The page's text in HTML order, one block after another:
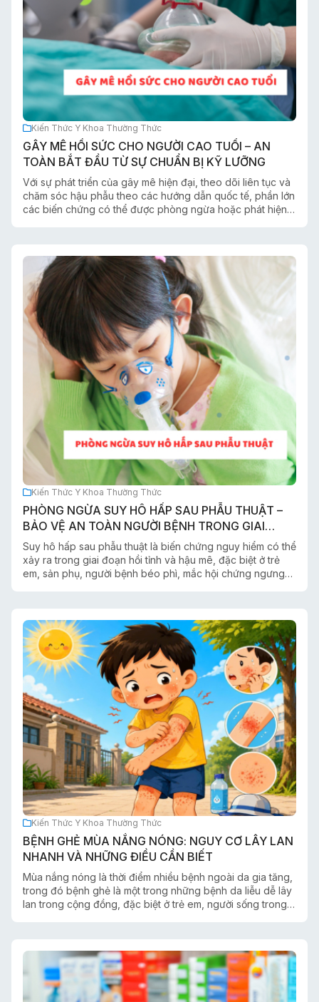
Kiến Thức Y Khoa Thường Thức
GÂY MÊ HỒI SỨC CHO NGƯỜI CAO TUỔI – AN
TOÀN BẮT ĐẦU TỪ SỰ CHUẨN BỊ KỸ LƯỠNG
Với sự phát triển của gây mê hiện đại, theo dõi liên tục và
chăm sóc hậu phẫu theo các hướng dẫn quốc tế, phần lớn
các biến chứng có thể được phòng ngừa hoặc phát hiện
Kiến Thức Y Khoa Thường Thức
PHÒNG NGỪA SUY HÔ HẤP SAU PHẪU THUẬT –
BẢO VỆ AN TOÀN NGƯỜI BỆNH TRONG GIAI
ĐOẠN HẬU MÊ
Suy hô hấp sau phẫu thuật là biến chứng nguy hiểm có thể
xảy ra trong giai đoạn hồi tỉnh và hậu mê, đặc biệt ở trẻ
em, sản phụ, người bệnh béo phì, mắc hội chứng ngưng
hấp, tuần hoàn và mức độ tỉnh táo sẽ giúp ngăn ngừa các
biến chứng nghiêm trọng, bảo đảm an toàn cho người
bệnh. Bài viết cung cấp những khuyến cáo quan trọng về
theo dõi, phòng ngừa suy hô hấp sau phẫu thuật và vai
trò của nhân viên y tế, người bệnh cũng như thân nhân
trong quá trình chăm sóc hậu phẫu.
Kiến Thức Y Khoa Thường Thức
BỆNH GHẺ MÙA NẮNG NÓNG: NGUY CƠ LÂY LAN
NHANH VÀ NHỮNG ĐIỀU CẦN BIẾT
Mùa nắng nóng là thời điểm nhiều bệnh ngoài da gia tăng,
trong đó bệnh ghẻ là một trong những bệnh da liễu dễ lây
lan trong cộng đồng, đặc biệt ở trẻ em, người sống trong